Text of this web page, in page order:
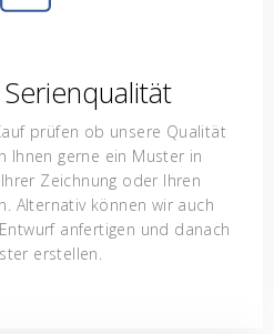
prüfen ob unsere Qualität
Ihnen gerne ein Muster in
Zeichnung oder Ihren
Alternativ können wir auch
anfertigen und danach
erstellen.